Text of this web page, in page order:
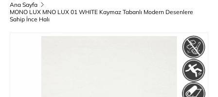
Ana Sayfa
MONO LUX MNO LUX 01 WHITE Kaymaz Tabanlı Modern Desenlere
Sahip İnce Halı